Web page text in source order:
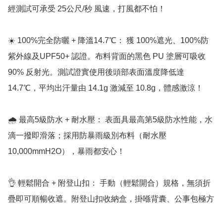
經測試可承受 25公尺/秒 風速，打風都不怕！
☀️ 100%完全防曬 + 降溫14.7℃： 獲 100%遮光、100%防
紫外線及UPF50+ 認證。布料背面的黑色 PU 塗層可吸收
90% 反射光。測試證實使用後頭部表面溫度降低達
14.7℃，平均出汗量由 14.1g 激減至 10.8g，體感激涼！
🌧️ 最高5級防水 + 耐水壓： 表面具最高第5級防水性能，水
滴一撥即滑落；採用防暴雨級別布料（耐水壓
10,000mmH2O），暴雨都安心！
👌 輕鬆開合 + 附登山扣： 手動（輕鬆開合）規格，無須折
疊即可順暢收遮。附登山扣收納盒，掛喺背囊、公事包極方